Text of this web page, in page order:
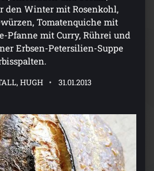
den Winter mit Rosenkohl,
Tomatenquiche mit
Pfanne mit Curry, Rührei und
Erbsen-Petersilien-Suppe
HUGH 31.01.2013